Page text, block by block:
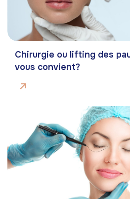
Chirurgie ou lifting des
vous convient?